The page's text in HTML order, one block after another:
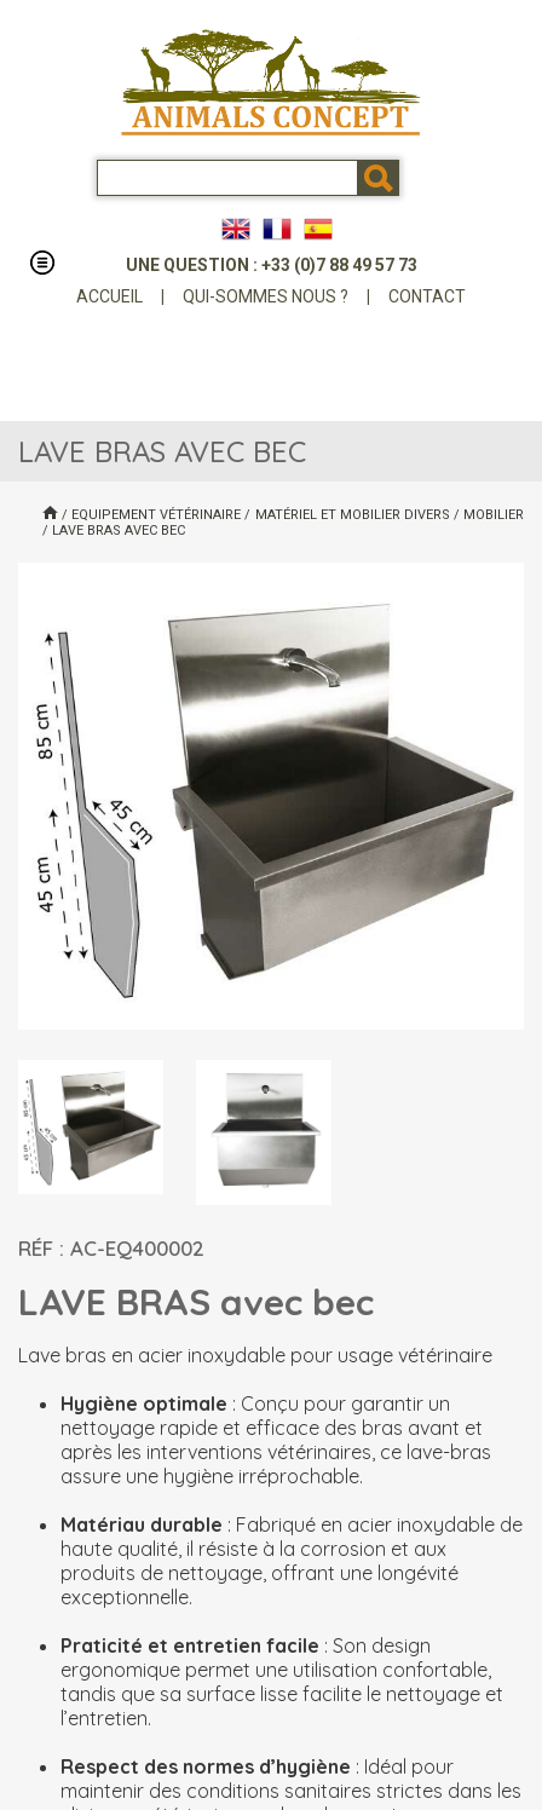
UNE QUESTION : +33 (0)7 88 49 57 73
ACCUEIL
QUI-SOMMES NOUS ? CONTACT
LAVE BRAS AVEC BEC
/ EQUIPEMENT VÉTÉRINAIRE / MATÉRIEL ET MOBILIER DIVERS / MOBILIER
/ LAVE BRAS AVEC BEC
RÉF : AC-EQ400002
LAVE BRAS avec bec
Lave bras en acier inoxydable pour usage vétérinaire
Hygiène optimale : Conçu pour garantir un
nettoyage rapide et efficace des bras avant et
après les interventions vétérinaires, ce lave-bras
assure une hygiène irréprochable.
Matériau durable : Fabriqué en acier inoxydable de
haute qualité, il résiste à la corrosion et aux
produits de nettoyage, offrant une longévité
exceptionnelle.
Praticité et entretien facile : Son design
ergonomique permet une utilisation confortable,
tandis que sa surface lisse facilite le nettoyage et
l’entretien.
Respect des normes d’hygiène : Idéal pour
maintenir des conditions sanitaires strictes dans les